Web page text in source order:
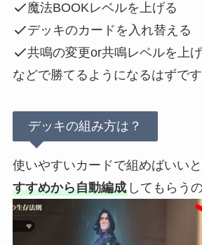
魔法BOOKレベルを上げる
デッキのカードを入れ替える
共鳴の変更or共鳴レベルを上
などで勝てるようになるはずです
デッキの組み方は？
使いやすいカードで組めばいいと
すすめから自動編成してもらう